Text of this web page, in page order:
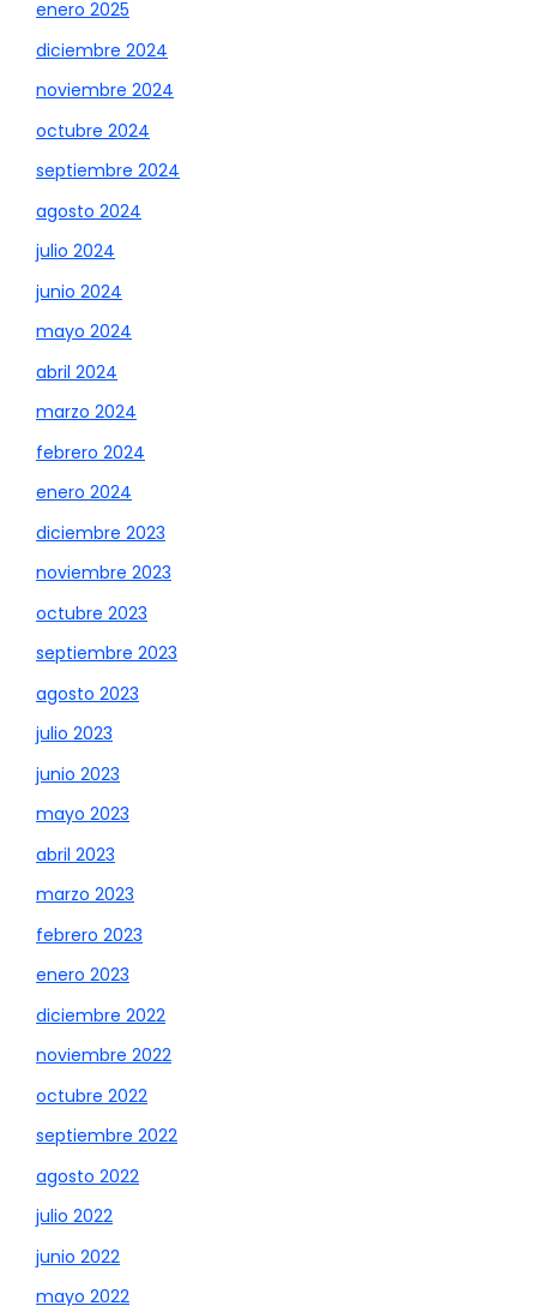
enero 2025
diciembre 2024
noviembre 2024
octubre 2024
septiembre 2024
agosto 2024
julio 2024
junio 2024
mayo 2024
abril 2024
marzo 2024
febrero 2024
enero 2024
diciembre 2023
noviembre 2023
octubre 2023
septiembre 2023
agosto 2023
julio 2023
junio 2023
mayo 2023
abril 2023
marzo 2023
febrero 2023
enero 2023
diciembre 2022
noviembre 2022
octubre 2022
septiembre 2022
agosto 2022
julio 2022
junio 2022
mayo 2022